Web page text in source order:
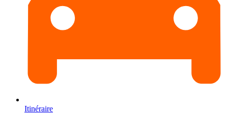
Itinéraire